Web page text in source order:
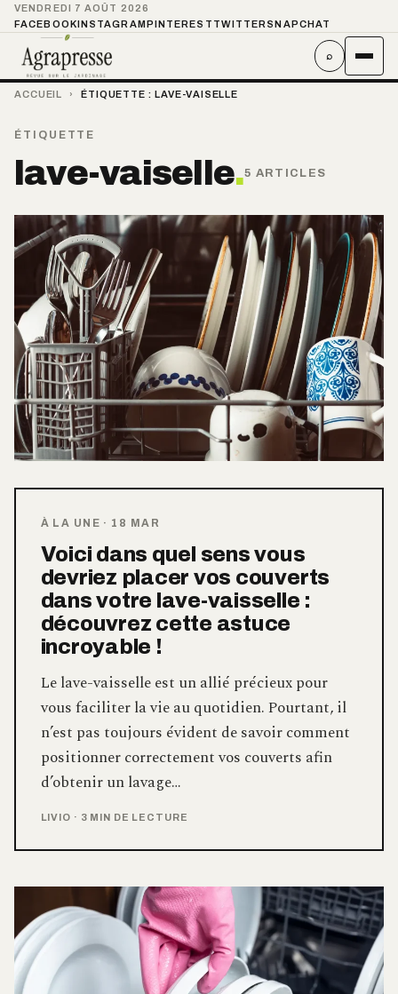
VENDREDI 7 AOÛT 2026
FACEBOOKINSTAGRAMPINTEREST TWITTER SNAPCHAT
⌕
ACCUEIL › ÉTIQUETTE : LAVE-VAISELLE
ÉTIQUETTE
lave-vaiselle.5 ARTICLES
À LA UNE · 18 MAR
Voici dans quel sens vous
devriez placer vos couverts
dans votre lave-vaisselle :
découvrez cette astuce
incroyable !
Le lave-vaisselle est un allié précieux pour
vous faciliter la vie au quotidien. Pourtant, il
n’est pas toujours évident de savoir comment
positionner correctement vos couverts afin
d’obtenir un lavage…
LIVIO · 3 MIN DE LECTURE